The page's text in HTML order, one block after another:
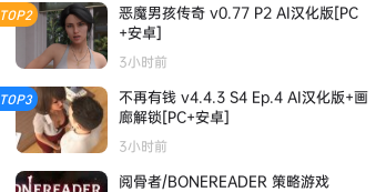
TOP2
恶魔男孩传奇 v0.77 P2 AI汉化版[PC
+安卓]
3小时前
TOP3
不再有钱 v4.4.3 S4 Ep.4 AI汉化版+画
廊解锁[PC+安卓]
3小时前
阅骨者/BONEREADER 策略游戏